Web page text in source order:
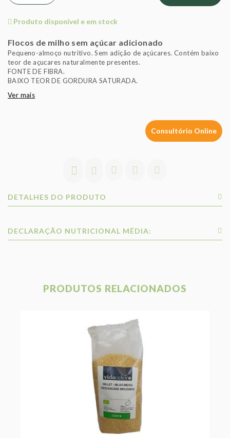
Produto disponível e em stock
Flocos de milho sem açúcar adicionado
Pequeno-almoço nutritivo. Sem adição de açúcares. Contém baixo
teor de açucares naturalmente presentes.
FONTE DE FIBRA.
BAIXO TEOR DE GORDURA SATURADA.
Ver mais
Consultório Online
DETALHES DO PRODUTO
DECLARAÇÃO NUTRICIONAL MÉDIA:
PRODUTOS RELACIONADOS